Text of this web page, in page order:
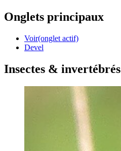
Onglets principaux
Voir(onglet actif)
Devel
Insectes & invertébrés